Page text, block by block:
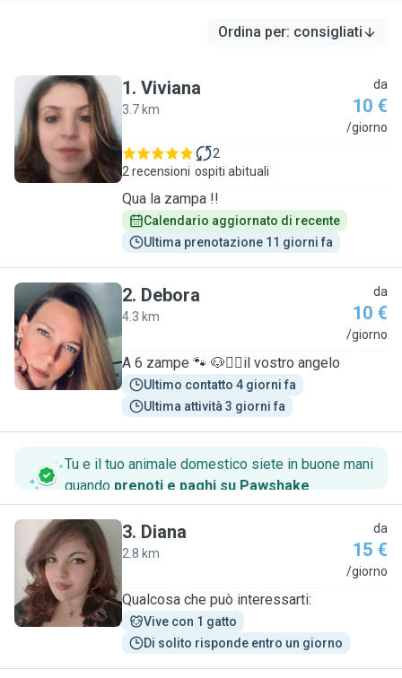
Ordina per: consigliati
V
1. Viviana
3.7 km
da
10 €
/giorno
2 recensioni
2
ospiti abituali
Qua la zampa !!
Calendario aggiornato di recente
Ultima prenotazione 11 giorni fa
D
2. Debora
4.3 km
da
10 €
/giorno
A 6 zampe 🐾 🐶🧍‍♀️il vostro angelo
Ultimo contatto 4 giorni fa
Ultima attività 3 giorni fa
Tu e il tuo animale domestico siete in buone mani
quando prenoti e paghi su Pawshake.
D
3. Diana
2.8 km
da
15 €
/giorno
Qualcosa che può interessarti:
Vive con 1 gatto
Di solito risponde entro un giorno